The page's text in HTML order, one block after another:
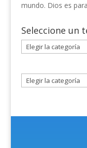
mundo. Dios es
Seleccione un
Seleccione
un